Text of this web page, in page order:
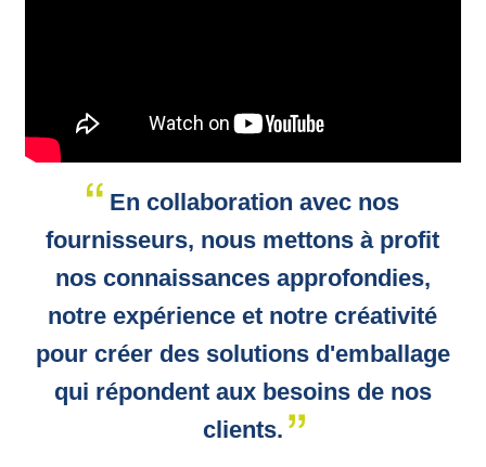
En collaboration avec nos
fournisseurs, nous mettons à profit
nos connaissances approfondies,
notre expérience et notre créativité
pour créer des solutions d'emballage
qui répondent aux besoins de nos
clients.